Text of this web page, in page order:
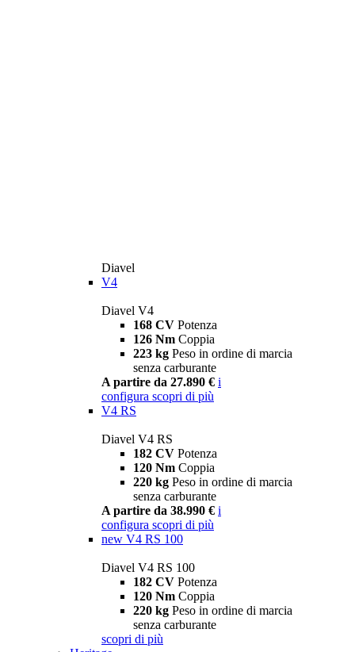
Diavel
V4
Diavel V4
168 CV Potenza
126 Nm Coppia
223 kg Peso in ordine di marcia
senza carburante
A partire da 27.890 € i
configura scopri di più
V4 RS
Diavel V4 RS
182 CV Potenza
120 Nm Coppia
220 kg Peso in ordine di marcia
senza carburante
A partire da 38.990 € i
configura scopri di più
new V4 RS 100
Diavel V4 RS 100
182 CV Potenza
120 Nm Coppia
220 kg Peso in ordine di marcia
senza carburante
scopri di più